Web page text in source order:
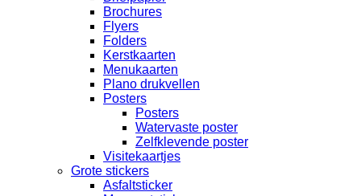
Brochures
Flyers
Folders
Kerstkaarten
Menukaarten
Plano drukvellen
Posters
Posters
Watervaste poster
Zelfklevende poster
Visitekaartjes
Grote stickers
Asfaltsticker